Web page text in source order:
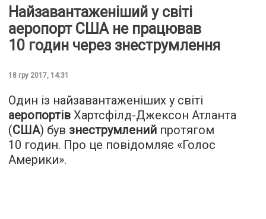
Найзавантаженіший у світі
аеропорт США не працював
10 годин через знеструмлення
18 гру 2017, 14:31
Один із найзавантаженіших у світі
аеропортів Хартсфілд-Джексон Атланта
(США) був знеструмлений протягом
10 годин. Про це повідомляє «Голос
Америки».